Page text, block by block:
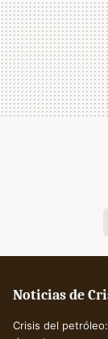
Noticias de
Crisis del